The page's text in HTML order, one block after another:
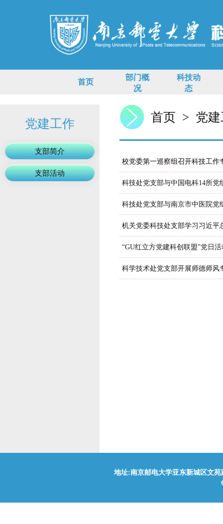
首页
部门概
况
科技动
态
党建工作
支部简介
支部活动
首页 > 党
校党委第一巡察组召开科技工作
科技处党支部与中国电科14所党
科技处党支部与南京市中医院党
机关党委科技处支部学习习近平
“GU红立方党建科创联盟”党日活
科学技术处党支部开展师德师风
地址:南京邮电大学亚东新城区文